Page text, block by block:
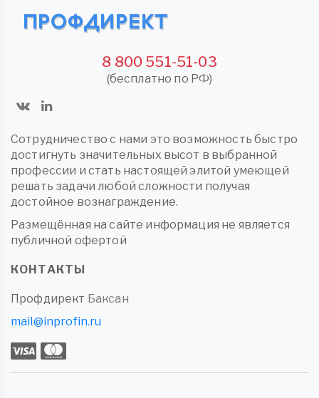
8 800 551-51-03
(бесплатно по РФ)
Сотрудничество с нами это возможность быстро
достигнуть значительных высот в выбранной
профессии и стать настоящей элитой умеющей
решать задачи любой сложности получая
достойное вознаграждение.
Размещённая на сайте информация не является
публичной офертой
КОНТАКТЫ
Профдирект Баксан
mail@inprofin.ru